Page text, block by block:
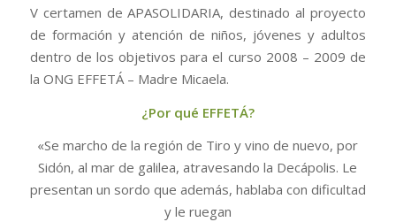
V certamen de APASOLIDARIA, destinado al proyecto
de formación y atención de niños, jóvenes y adultos
dentro de los objetivos para el curso 2008 – 2009 de
la ONG EFFETÁ – Madre Micaela.
¿Por qué EFFETÁ?
«Se marcho de la región de Tiro y vino de nuevo, por
Sidón, al mar de galilea, atravesando la Decápolis. Le
presentan un sordo que además, hablaba con dificultad
y le ruegan